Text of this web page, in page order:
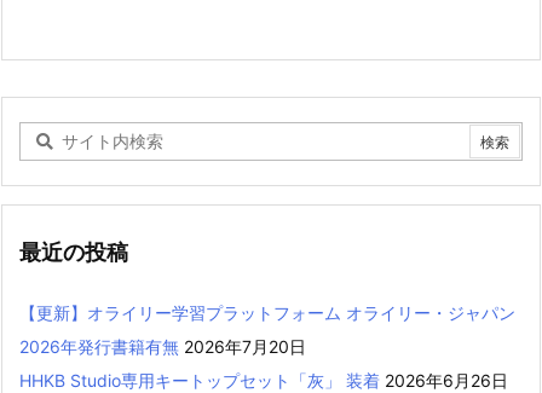
最近の投稿
【更新】オライリー学習プラットフォーム オライリー・ジャパン
2026年発行書籍有無 2026年7月20日
HHKB Studio専用キートップセット「灰」 装着 2026年6月26日